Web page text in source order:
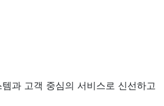
과 고객 중심의 서비스로 신선하고